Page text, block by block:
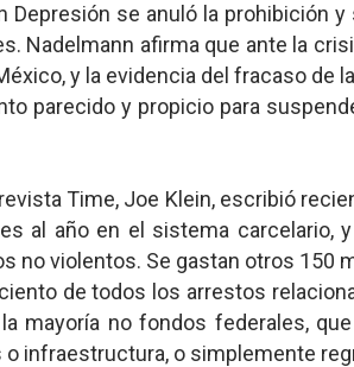
Depresión se anuló la prohibición
Nadelmann afirma que ante la
y la evidencia del fracaso de
parecido y propicio para
Time, Joe Klein, escribió
al año en el sistema carcelario,
no violentos. Se gastan otros 150
de todos los arrestos
mayoría no fondos federales,
infraestructura, o simplemente